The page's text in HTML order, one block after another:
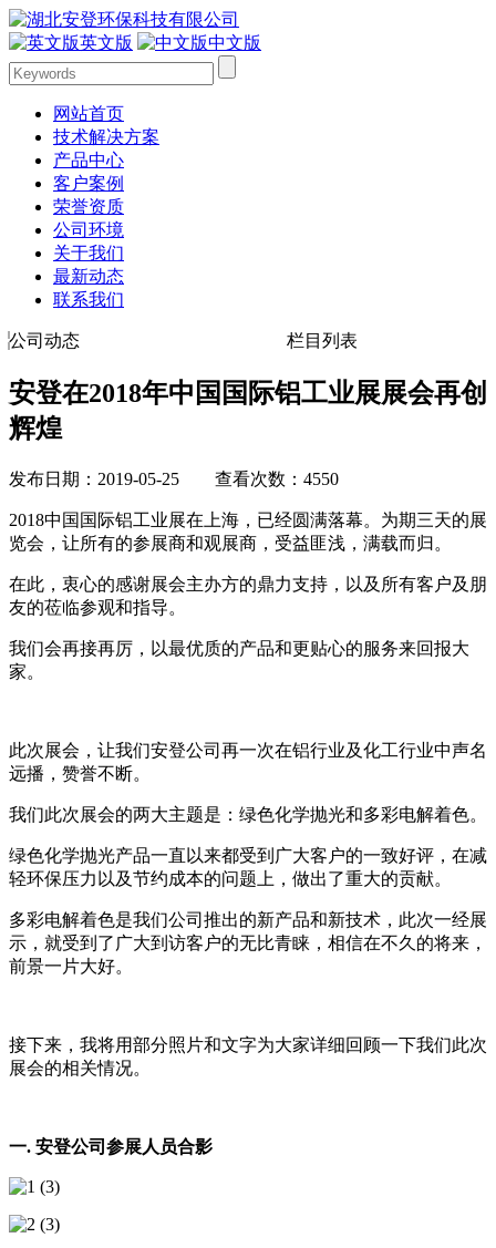
英文版 中文版
网站首页
技术解决方案
产品中心
客户案例
荣誉资质
公司环境
关于我们
最新动态
联系我们
公司动态 栏目列表
安登在2018年中国国际铝工业展展会再创
辉煌
发布日期：2019-05-25 查看次数：4550
2018中国国际铝工业展在上海，已经圆满落幕。为期三天的展
览会，让所有的参展商和观展商，受益匪浅，满载而归。
在此，衷心的感谢展会主办方的鼎力支持，以及所有客户及朋
友的莅临参观和指导。
我们会再接再厉，以最优质的产品和更贴心的服务来回报大
家。
此次展会，让我们安登公司再一次在铝行业及化工行业中声名
远播，赞誉不断。
我们此次展会的两大主题是：绿色化学抛光和多彩电解着色。
绿色化学抛光产品一直以来都受到广大客户的一致好评，在减
轻环保压力以及节约成本的问题上，做出了重大的贡献。
多彩电解着色是我们公司推出的新产品和新技术，此次一经展
示，就受到了广大到访客户的无比青睐，相信在不久的将来，
前景一片大好。
接下来，我将用部分照片和文字为大家详细回顾一下我们此次
展会的相关情况。
一. 安登公司参展人员合影